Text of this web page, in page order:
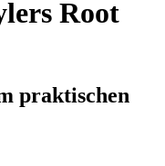
Root
praktischen